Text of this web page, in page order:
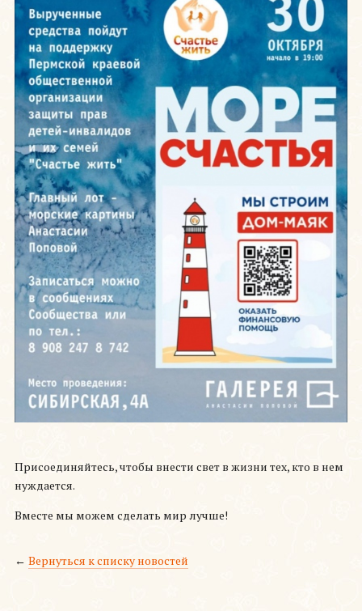
Присоединяйтесь, чтобы внести свет в жизни тех, кто в нем
нуждается.
Вместе мы можем сделать мир лучше!
← Вернуться к списку новостей